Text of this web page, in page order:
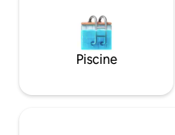
Piscine